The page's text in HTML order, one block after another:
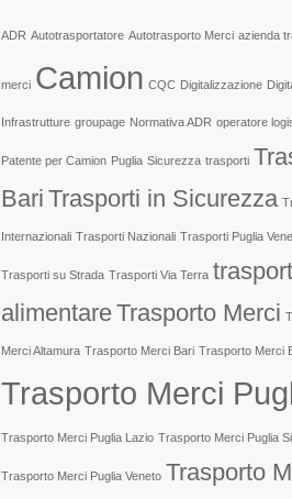
ADR Autotrasportatore Autotrasporto Merci azienda
merci Camion CQC Digitalizzazione
Infrastrutture groupage Normativa ADR operatore
Patente per Camion Puglia Sicurezza trasporti
Bari Trasporti in Sicurezza
Internazionali Trasporti Nazionali Trasporti Puglia
Trasporti su Strada Trasporti Via Terra
alimentareTrasporto Merci
Merci Altamura Trasporto Merci Bari Trasporto Merci
Trasporto Merci
Trasporto Merci Puglia Lazio Trasporto Merci Puglia
Trasporto Merci Puglia Veneto Trasporto